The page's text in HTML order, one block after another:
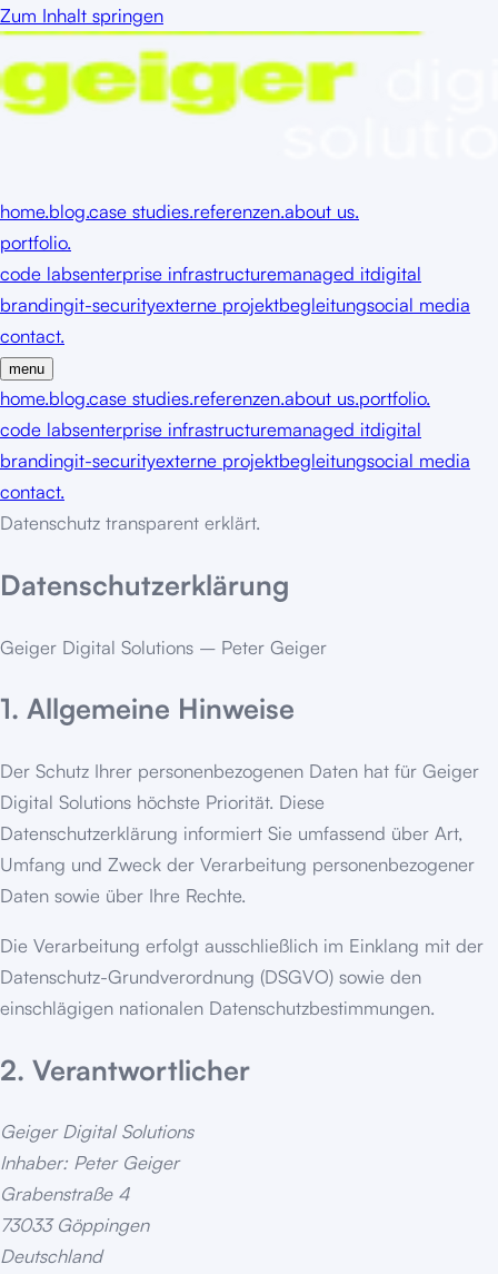
Zum Inhalt springen
home.blog.case studies.referenzen.about us.
portfolio.
code labsenterprise infrastructuremanaged itdigital
brandingit-securityexterne projektbegleitungsocial media
contact.
menu
home.blog.case studies.referenzen.about us.portfolio.
code labsenterprise infrastructuremanaged itdigital
brandingit-securityexterne projektbegleitungsocial media
contact.
Datenschutz transparent erklärt.
Datenschutzerklärung
Geiger Digital Solutions – Peter Geiger
1. Allgemeine Hinweise
Der Schutz Ihrer personenbezogenen Daten hat für Geiger
Digital Solutions höchste Priorität. Diese
Datenschutzerklärung informiert Sie umfassend über Art,
Umfang und Zweck der Verarbeitung personenbezogener
Daten sowie über Ihre Rechte.
Die Verarbeitung erfolgt ausschließlich im Einklang mit der
Datenschutz-Grundverordnung (DSGVO) sowie den
einschlägigen nationalen Datenschutzbestimmungen.
2. Verantwortlicher
Geiger Digital Solutions
Inhaber: Peter Geiger
Grabenstraße 4
73033 Göppingen
Deutschland